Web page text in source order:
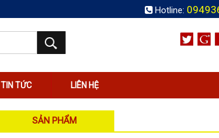
Hotline:
TIN TỨC LIÊN HỆ
SẢN PHẨM